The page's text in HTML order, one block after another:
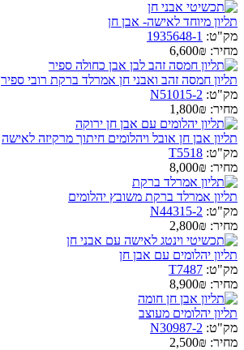
תליון מיוחד לאישה- אבן חן
מק"ט: 1935648-1
מחיר: 6,600₪
תליון חמסה זהב ואבני חן אמרלד ברקת רובי ספיר
מק"ט: N51015-2
מחיר: 1,800₪
תליון אבן חן אובל ויהלומים חיתוך מרקיזה לאישה
מק"ט: T5518
מחיר: 8,000₪
תליון אמרלד ברקת משובץ יהלומים
מק"ט: N44315-2
מחיר: 2,800₪
תליון יהלומים עם אבן חן
מק"ט: T7487
מחיר: 8,900₪
תליון יהלומים מעוצב
מק"ט: N30987-2
מחיר: 2,500₪